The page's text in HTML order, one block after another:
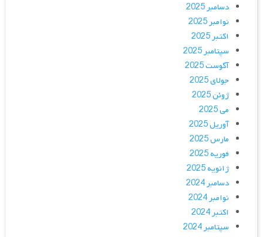
دسامبر 2025
نوامبر 2025
اکتبر 2025
سپتامبر 2025
آگوست 2025
جولای 2025
ژوئن 2025
می 2025
آوریل 2025
مارس 2025
فوریه 2025
ژانویه 2025
دسامبر 2024
نوامبر 2024
اکتبر 2024
سپتامبر 2024